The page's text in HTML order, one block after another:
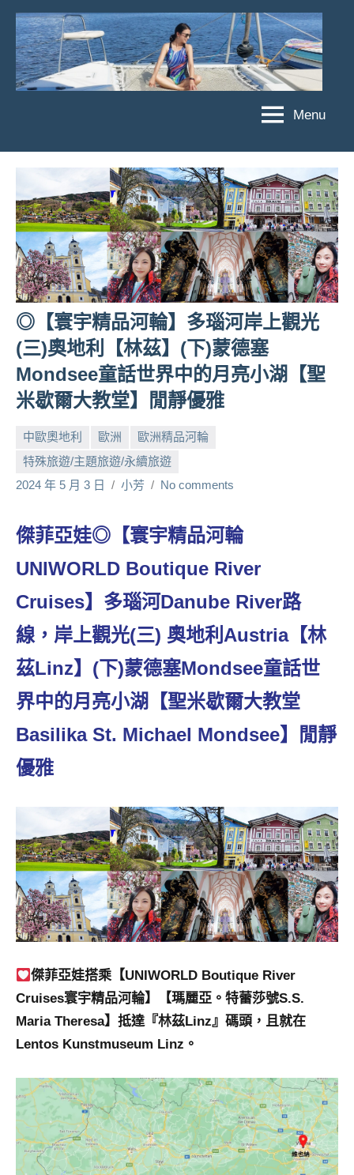
Skip
content
菲
娃
JEFFIA
FANG
娃
粉
絲
團、
主
題
旅
遊、
達
人
帶
路、
節
目
賓、
News
金
探
號
目
班
底、
外
景
節
主
吳
窟
泰
國
旅
遊
書
者、
各
發
活
主
持、
學
Menu
◎【寰宇精品河輪】多瑙河岸上觀光
(三)奧地利【林茲】(下)蒙德塞
Mondsee童話世界中的月亮小湖【聖
米歇爾大教堂】閒靜優雅
中歐奧地利 歐洲
歐洲精品河輪
特殊旅遊/主題旅遊/永續旅遊
2024 年 5 月 3 日
小芳 No comments
傑菲亞娃◎【寰宇精品河輪
UNIWORLD Boutique River
Cruises】多瑙河Danube River路
線，岸上觀光(三) 奧地利Austria【林
茲Linz】(下)蒙德塞Mondsee童話世
界中的月亮小湖【聖米歇爾大教堂
Basilika St. Michael Mondsee】閒靜
優雅
傑菲亞娃搭乘【UNIWORLD Boutique River
Cruises寰宇精品河輪】【瑪麗亞。特蕾莎號S.S.
Maria Theresa】抵達『林茲Linz』碼頭，且就在
Lentos Kunstmuseum Linz。